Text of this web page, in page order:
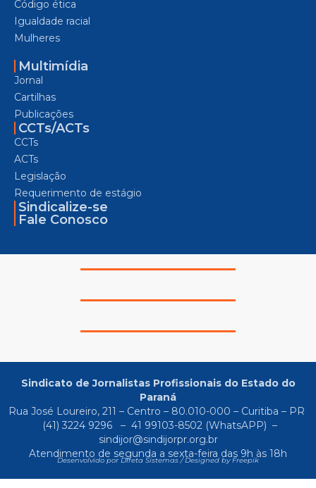
Código ética
Igualdade racial
Mulheres
Multimídia
Jornal
Cartilhas
Publicações
CCTs/ACTs
CCTs
ACTs
Legislação
Requerimento de estágio
Sindicalize-se
Fale Conosco
Sindicato de Jornalistas Profissionais do Estado do
Paraná
Rua José Loureiro, 211 – Centro – 80.010-000 – Curitiba – PR
(41) 3224 9296
– 41 99103-8502(WhatsAPP) –
sindijor@sindijorpr.org.br
Atendimento de segunda a sexta-feira das 9h às 18h
Desenvolvido por Direta Sistemas /Designed by Freepik